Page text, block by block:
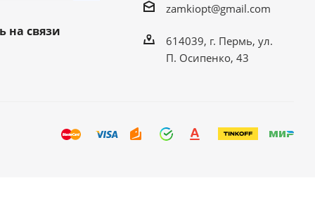
на связи
zamkiopt@gmail.com
614039, г. Пермь, ул.
П. Осипенко, 43